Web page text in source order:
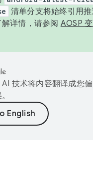
清单分支将始终引用
详情，请参阅 AOSP
技术将内容翻译成您